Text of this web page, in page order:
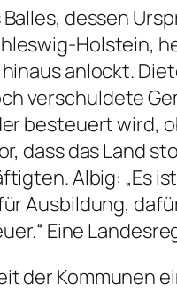
dessen
Holstein,
anlockt.
verschuldete
besteuert wird,
das Land
Albig: „Es
Ausbildung,
Eine
der Kommunen